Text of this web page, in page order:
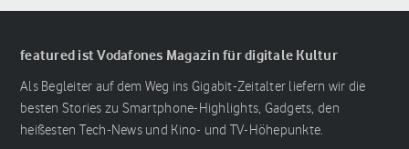
featured ist Vodafones Magazin für digitale Kultur
Als Begleiter auf dem Weg ins Gigabit-Zeitalter liefern wir die
besten Stories zu Smartphone-Highlights, Gadgets, den
heißesten Tech-News und Kino- und TV-Höhepunkte.